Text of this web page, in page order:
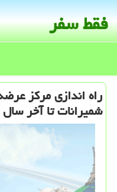
فقط سفر
راه اندازی مركز
شمیرانات تا آخر سال